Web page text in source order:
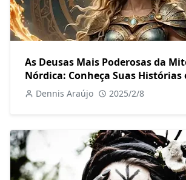
As Deusas Mais Poderosas da
Nórdica: Conheça Suas Histórias
Dennis Araújo 2025/2/8